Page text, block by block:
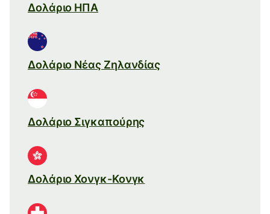
Δολάριο ΗΠΑ
Δολάριο Νέας Ζηλανδίας
Δολάριο Σιγκαπούρης
Δολάριο Χονγκ-Κονγκ